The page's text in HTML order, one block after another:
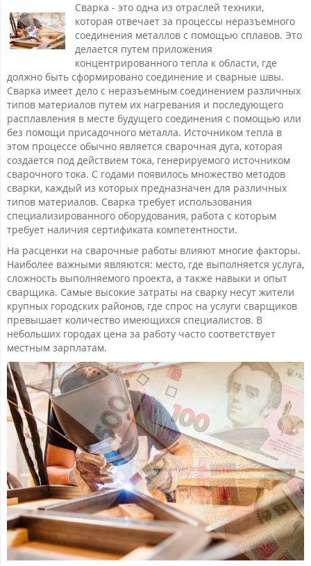
Сварка - это одна из отраслей техники,
которая отвечает за процессы неразъемного
соединения металлов с помощью сплавов. Это
делается путем приложения
концентрированного тепла к области, где
должно быть сформировано соединение и сварные швы.
Сварка имеет дело с неразъемным соединением различных
типов материалов путем их нагревания и последующего
расплавления в месте будущего соединения с помощью или
без помощи присадочного металла. Источником тепла в
этом процессе обычно является сварочная дуга, которая
создается под действием тока, генерируемого источником
сварочного тока. С годами появилось множество методов
сварки, каждый из которых предназначен для различных
типов материалов. Сварка требует использования
специализированного оборудования, работа с которым
требует наличия сертификата компетентности.
На расценки на сварочные работы влияют многие факторы.
Наиболее важными являются: место, где выполняется услуга,
сложность выполняемого проекта, а также навыки и опыт
сварщика. Самые высокие затраты на сварку несут жители
крупных городских районов, где спрос на услуги сварщиков
превышает количество имеющихся специалистов. В
небольших городах цена за работу часто соответствует
местным зарплатам.